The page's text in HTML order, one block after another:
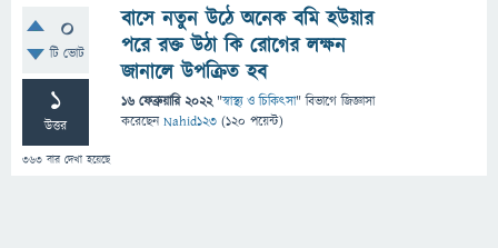
0
টি ভোট
1
উত্তর
363 বার দেখা হয়েছে
বাসে নতুন উঠে অনেক বমি হউয়ার
পরে রক্ত উঠা কি রোগের লক্ষন
জানালে উপক্রিত হব
16 ফেব্রুয়ারি 2022 "স্বাস্থ্য ও চিকিৎসা" বিভাগে জিজ্ঞাসা
করেছেনNahid123 (120 পয়েন্ট)